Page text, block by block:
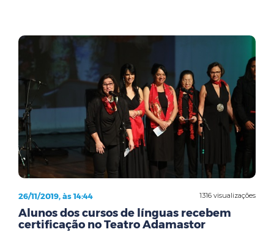
1316 visualizações
26/11/2019, às 14:44
Alunos dos cursos de línguas recebem
certificação no Teatro Adamastor